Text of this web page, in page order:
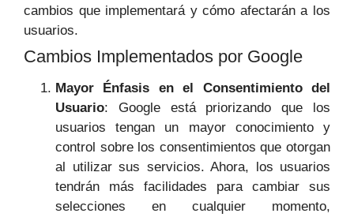
cambios que implementará y cómo afectarán a los
usuarios.
Cambios Implementados por Google
Mayor Énfasis en el Consentimiento del
Usuario: Google está priorizando que los
usuarios tengan un mayor conocimiento y
control sobre los consentimientos que otorgan
al utilizar sus servicios. Ahora, los usuarios
tendrán más facilidades para cambiar sus
selecciones en cualquier momento,